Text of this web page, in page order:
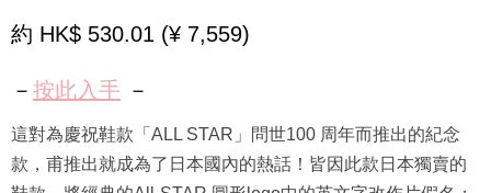
約 HK$ 530.01 (¥ 7,559)
－ 按此入手 －
這對為慶祝鞋款「ALL STAR」問世100 周年而推出的紀念
款，甫推出就成為了日本國內的熱話！皆因此款日本獨賣的